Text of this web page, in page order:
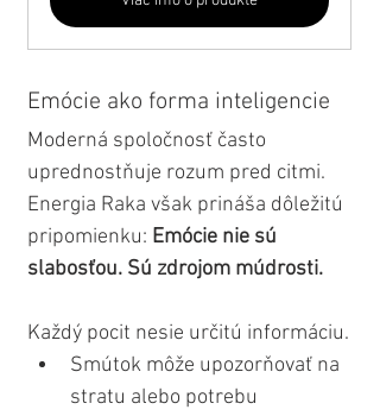
Emócie ako forma inteligencie
Moderná spoločnosť často
uprednostňuje rozum pred citmi.
Energia Raka však prináša dôležitú
pripomienku: Emócie nie sú
slabosťou. Sú zdrojom múdrosti.
Každý pocit nesie určitú informáciu.
Smútok môže upozorňovať na
stratu alebo potrebu